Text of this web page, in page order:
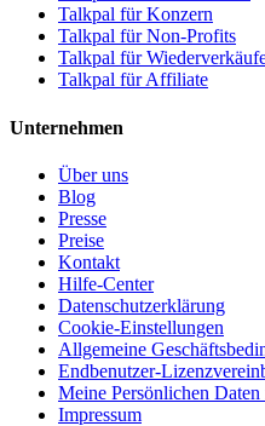
Talkpal für Konzern
Talkpal für Non-Profits
Talkpal für
Talkpal für Affiliate
Unternehmen
Über uns
Blog
Presse
Preise
Kontakt
Hilfe-Center
Datenschutzerklärung
Cookie-Einstellungen
Allgemeine
Endbenutzer-
Meine Persönlichen
Impressum